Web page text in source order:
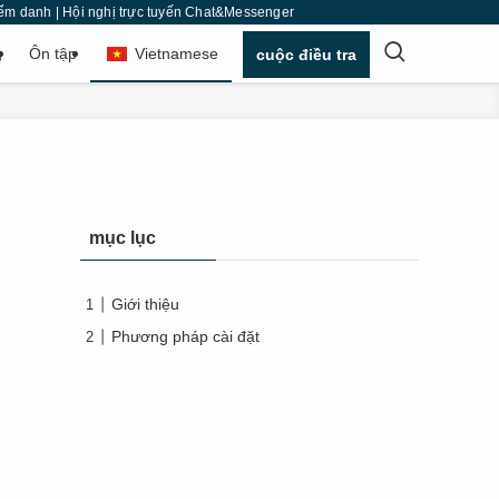
danh | Hội nghị trực tuyến Chat&Messenger
Ôn tập Vietnamese cuộc điều tra
mục lục
Giới thiệu
Phương pháp cài đặt